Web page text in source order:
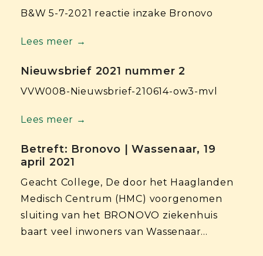
B&W 5-7-2021 reactie inzake Bronovo
Lees meer →
Nieuwsbrief 2021 nummer 2
VVW008-Nieuwsbrief-210614-ow3-mvl
Lees meer →
Betreft: Bronovo | Wassenaar, 19
april 2021
Geacht College, De door het Haaglanden
Medisch Centrum (HMC) voorgenomen
sluiting van het BRONOVO ziekenhuis
baart veel inwoners van Wassenaar…